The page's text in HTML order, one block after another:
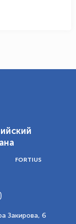
FORTIUS
Закирова, 6